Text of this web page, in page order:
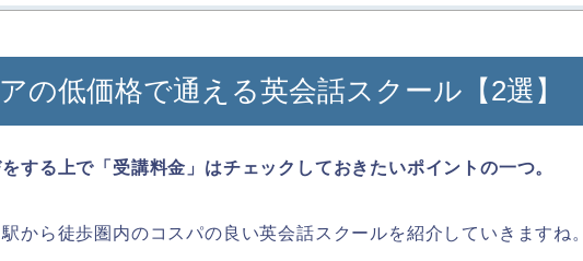
の低価格で通える英会話スクール【2選】
する上で「受講料金」はチェックしておきたいポイントの一つ。
から徒歩圏内のコスパの良い英会話スクールを紹介していきますね。